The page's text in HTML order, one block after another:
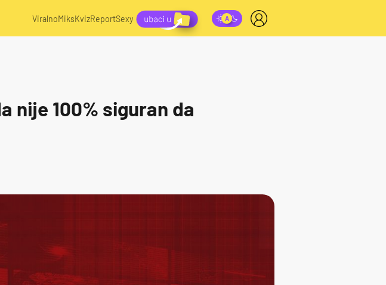
ViralnoMiksKvizReportSexy
nije 100% siguran da